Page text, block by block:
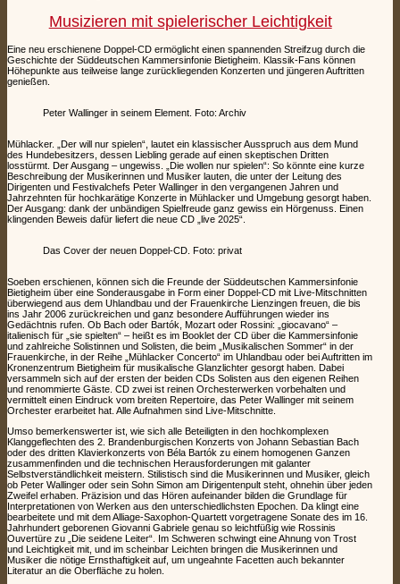
Musizieren mit spielerischer Leichtigkeit
Eine neu erschienene Doppel-CD ermöglicht einen spannenden Streifzug durch die
Geschichte der Süddeutschen Kammersinfonie Bietigheim. Klassik-Fans können
Höhepunkte aus teilweise lange zurückliegenden Konzerten und jüngeren Auftritten
genießen.
Peter Wallinger in seinem Element. Foto: Archiv
Mühlacker. „Der will nur spielen“, lautet ein klassischer Ausspruch aus dem Mund
des Hundebesitzers, dessen Liebling gerade auf einen skeptischen Dritten
losstürmt. Der Ausgang – ungewiss. „Die wollen nur spielen“: So könnte eine kurze
Beschreibung der Musikerinnen und Musiker lauten, die unter der Leitung des
Dirigenten und Festivalchefs Peter Wallinger in den vergangenen Jahren und
Jahrzehnten für hochkarätige Konzerte in Mühlacker und Umgebung gesorgt haben.
Der Ausgang: dank der unbändigen Spielfreude ganz gewiss ein Hörgenuss. Einen
klingenden Beweis dafür liefert die neue CD „live 2025“.
Das Cover der neuen Doppel-CD. Foto: privat
Soeben erschienen, können sich die Freunde der Süddeutschen Kammersinfonie
Bietigheim über eine Sonderausgabe in Form einer Doppel-CD mit Live-Mitschnitten
überwiegend aus dem Uhlandbau und der Frauenkirche Lienzingen freuen, die bis
ins Jahr 2006 zurückreichen und ganz besondere Aufführungen wieder ins
Gedächtnis rufen. Ob Bach oder Bartók, Mozart oder Rossini: „giocavano“ –
italienisch für „sie spielten“ – heißt es im Booklet der CD über die Kammersinfonie
und zahlreiche Solistinnen und Solisten, die beim „Musikalischen Sommer“ in der
Frauenkirche, in der Reihe „Mühlacker Concerto“ im Uhlandbau oder bei Auftritten im
Kronenzentrum Bietigheim für musikalische Glanzlichter gesorgt haben. Dabei
versammeln sich auf der ersten der beiden CDs Solisten aus den eigenen Reihen
und renommierte Gäste. CD zwei ist reinen Orchesterwerken vorbehalten und
vermittelt einen Eindruck vom breiten Repertoire, das Peter Wallinger mit seinem
Orchester erarbeitet hat. Alle Aufnahmen sind Live-Mitschnitte.
Umso bemerkenswerter ist, wie sich alle Beteiligten in den hochkomplexen
Klanggeflechten des 2. Brandenburgischen Konzerts von Johann Sebastian Bach
oder des dritten Klavierkonzerts von Béla Bartók zu einem homogenen Ganzen
zusammenfinden und die technischen Herausforderungen mit galanter
Selbstverständlichkeit meistern. Stilistisch sind die Musikerinnen und Musiker, gleich
ob Peter Wallinger oder sein Sohn Simon am Dirigentenpult steht, ohnehin über jeden
Zweifel erhaben. Präzision und das Hören aufeinander bilden die Grundlage für
Interpretationen von Werken aus den unterschiedlichsten Epochen. Da klingt eine
bearbeitete und mit dem Alliage-Saxophon-Quartett vorgetragene Sonate des im 16.
Jahrhundert geborenen Giovanni Gabriele genau so leichtfüßig wie Rossinis
Ouvertüre zu „Die seidene Leiter“. Im Schweren schwingt eine Ahnung von Trost
und Leichtigkeit mit, und im scheinbar Leichten bringen die Musikerinnen und
Musiker die nötige Ernsthaftigkeit auf, um ungeahnte Facetten auch bekannter
Literatur an die Oberfläche zu holen.